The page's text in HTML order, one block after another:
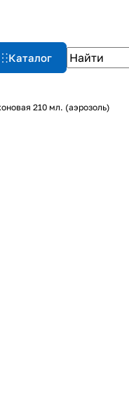
Каталог
210 мл. (аэрозоль)